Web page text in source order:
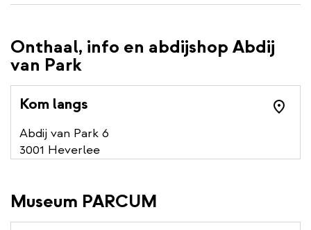
Onthaal, info en abdijshop Abdij
van Park
Kom langs
Abdij van Park 6
3001 Heverlee
Museum PARCUM